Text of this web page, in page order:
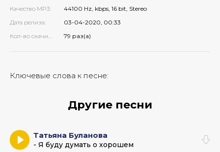
Качество MP3:
44100 Hz, kbps, 16 bit, Stereo
Дата релиза:
03-04-2020, 00:33
Кол-во скачиваний:
79 раз(а)
Ключевые слова к песне:
Другие песни
Татьяна Буланова
- Я буду думать о хорошем